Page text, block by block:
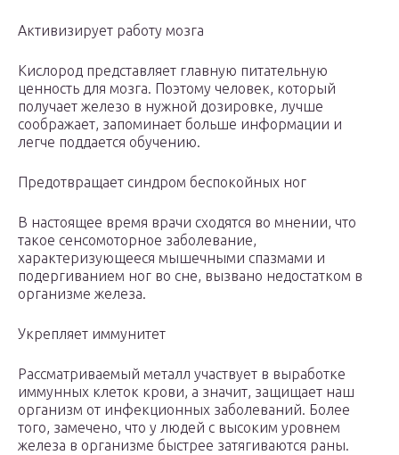
Активизирует работу мозга
Кислород представляет главную питательную
ценность для мозга. Поэтому человек, который
получает железо в нужной дозировке, лучше
соображает, запоминает больше информации и
легче поддается обучению.
Предотвращает синдром беспокойных ног
В настоящее время врачи сходятся во мнении, что
такое сенсомоторное заболевание,
характеризующееся мышечными спазмами и
подергиванием ног во сне, вызвано недостатком в
организме железа.
Укрепляет иммунитет
Рассматриваемый металл участвует в выработке
иммунных клеток крови, а значит, защищает наш
организм от инфекционных заболеваний. Более
того, замечено, что у людей с высоким уровнем
железа в организме быстрее затягиваются раны.